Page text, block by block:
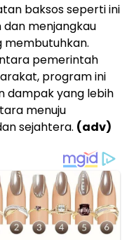
baksos seperti ini
menjangkau
membutuhkan.
pemerintah
program ini
dampak yang lebih
menuju
sejahtera. (adv)